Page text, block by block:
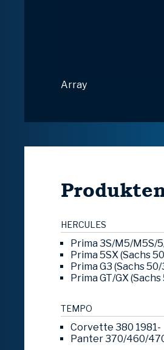
Array
HERCULES
Prima 3S/M5/M5S/
Prima 5SX (Sachs
Prima G3 (Sachs 50/
Prima GT/GX
TEMPO
Corvette 380 1981-
Panter 370/460/